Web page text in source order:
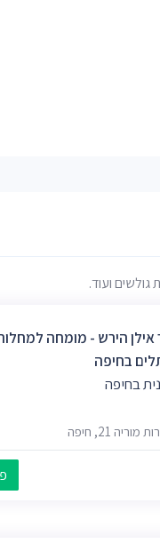
ועוד.
הירש - מומחה למחלות
בחיפה
בחיפה
מוריה 21, חיפה